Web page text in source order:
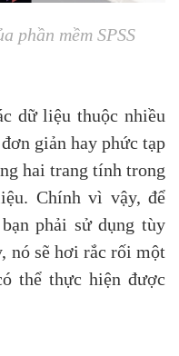
phần mềm SPSS
dữ liệu thuộc nhiều
giản hay phức tạp
hai trang tính trong
Chính vì vậy, để
phải sử dụng tùy
nó sẽ hơi rắc rối một
thể thực hiện được